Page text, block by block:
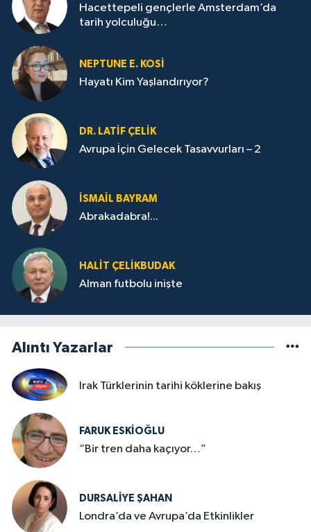
Hacettepeli gençlerle Amsterdam’da
tarih yolculuğu…
NEPTUNE E. KOSİ
Hayatı Kim Yaşlandırıyor?
DR. LATİF ÇELİK
Avrupa İçin Gelecek Tasavvurları – 2
İSMAİL BAYRAM
Abrakadabra!...
HALIT ÇELİKBUDAK
Alman futbolu inişte
Alıntı Yazarlar
Irak Türklerinin tarihi köklerine bakış
FARUK ESKİOĞLU
“Bir tren daha kaçıyor…”
DURSALIYE ŞAHAN
Londra’da ve Avrupa’da Etkinlikler